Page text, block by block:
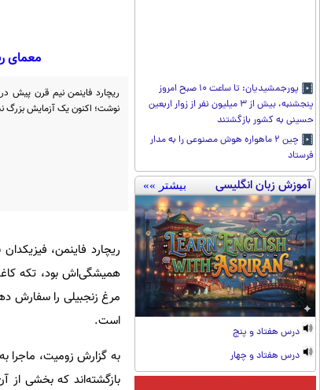
پورجمشیدیان: تا ساعت ۱۰ صبح امروز
پنجشنبه، بیش از ۳ میلیون نفر از زوار اربعین
حسینی به کشور بازگشتند
چین ۲ ماهواره هوش مصنوعی را به مدار
فرستاد
آموزش زبان انگلیسی بیشتر »»
درس هفتاد و پنج
درس هفتاد و چهار
معمای
ریچارد فاینمن نیم قرن پیش
نوشت؛ اکنون یک آزمایش بزرگ
ریچارد فاینمن،
همیشگی‌اش بود، تکه
مرغ زنجبیلی را سفارش
است.
بازگشته‌اند که بخشی از